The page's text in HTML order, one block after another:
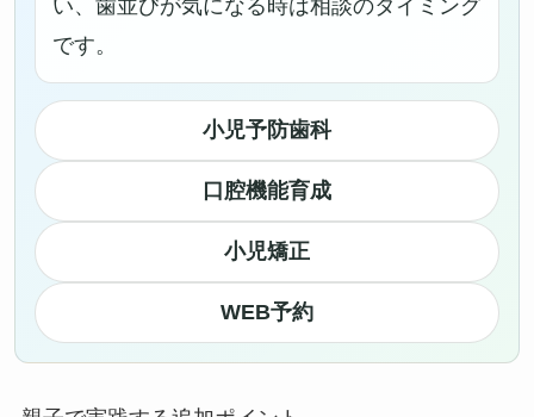
い、歯並びが気になる時は相談のタイミング
です。
小児予防歯科
口腔機能育成
小児矯正
WEB予約